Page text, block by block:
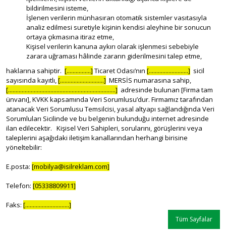
bildirilmesini isteme,
İşlenen verilerin münhasıran otomatik sistemler vasıtasıyla
analiz edilmesi suretiyle kişinin kendisi aleyhine bir sonucun
ortaya çıkmasına itiraz etme,
Kişisel verilerin kanuna aykırı olarak işlenmesi sebebiyle
zarara uğraması hâlinde zararın giderilmesini talep etme,
haklarına sahiptir. [................] Ticaret Odası’nın [..........................] sicil
sayısında kayıtlı,[.............................] MERSİS numarasına sahip,
[.......................................................................] adresinde bulunan [Firma tam
ünvanı], KVKK kapsamında Veri Sorumlusu’dur. Firmamız tarafından
atanacak Veri Sorumlusu Temsilcisi, yasal altyapı sağlandığında Veri
Sorumluları Sicilinde ve bu belgenin bulunduğu internet adresinde
ilan edilecektir. Kişisel Veri Sahipleri, sorularını, görüşlerini veya
taleplerini aşağıdaki iletişim kanallarından herhangi birisine
yöneltebilir:
E.posta: [mobilya@isilreklam.com]
Telefon: [05338809911]
Faks: [.............................]
Tüm Sayfalar